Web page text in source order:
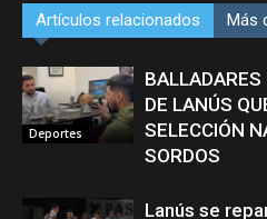
Artículos relacionados Más
Deportes
BALLADARES
DE LANÚS
SELECCIÓN
SORDOS
Lanús se